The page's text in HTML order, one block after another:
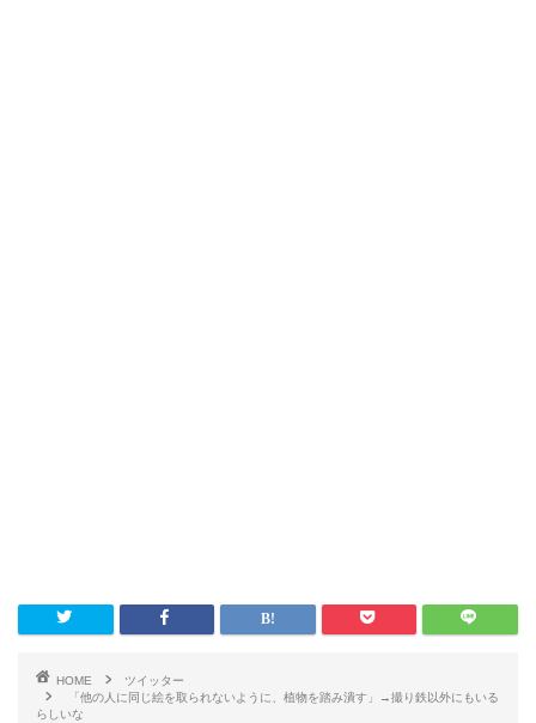
HOME
ツイッター
「他の人に同じ絵を取られないように、植物を踏み潰す」→撮り鉄以外にもいる
らしいな